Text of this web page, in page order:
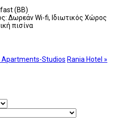
(BB)
Δωρεάν Wi-fi, Ιδιωτικός Χώρος
πισίνα
Apartments-Studios Rania Hotel »